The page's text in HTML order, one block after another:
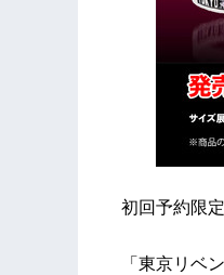
初回予約限
「東京リベ